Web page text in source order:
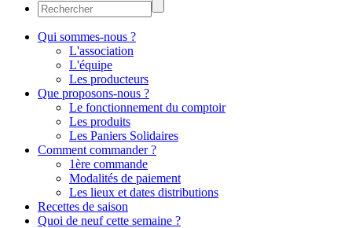
Qui sommes-nous ?
L'association
L'équipe
Les producteurs
Que proposons-nous ?
Le fonctionnement du comptoir
Les produits
Les Paniers Solidaires
Comment commander ?
1ère commande
Modalités de paiement
Les lieux et dates distributions
Recettes de saison
Quoi de neuf cette semaine ?